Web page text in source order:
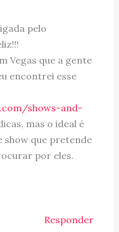
pelo
Vegas que a gente
encontrei esse
shows-and-
mas o ideal é
show que pretende
por eles.
Responder